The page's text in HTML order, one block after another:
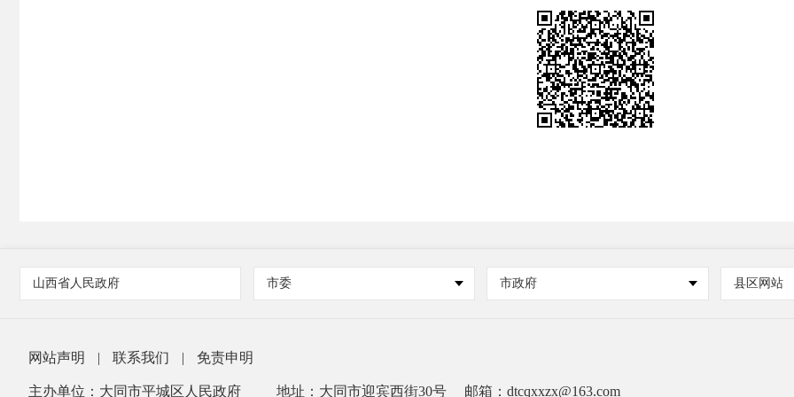
山西省人民政府 市委 市政府 县区网站
网站声明 | 联系我们 | 免责申明
主办单位：大同市平城区人民政府 地址：大同市迎宾西街30号 邮箱：dtcqxxzx@163.com